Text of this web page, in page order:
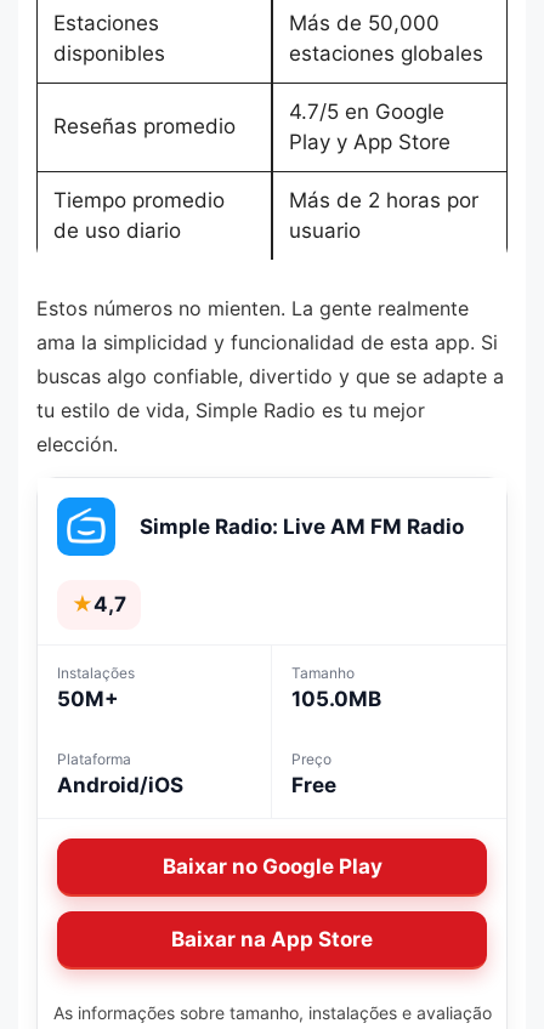
Estaciones
disponibles
Más de 50,000
estaciones globales
Reseñas promedio
4.7/5 en Google
Play y App Store
Tiempo promedio
de uso diario
Más de 2 horas por
usuario
Estos números no mienten. La gente realmente
ama la simplicidad y funcionalidad de esta app. Si
buscas algo confiable, divertido y que se adapte a
tu estilo de vida, Simple Radio es tu mejor
elección.
Simple Radio: Live AM FM Radio
★4,7
Instalações
50M+
Tamanho
105.0MB
Plataforma
Android/iOS
Preço
Free
Baixar no Google Play
Baixar na App Store
As informações sobre tamanho, instalações e avaliação